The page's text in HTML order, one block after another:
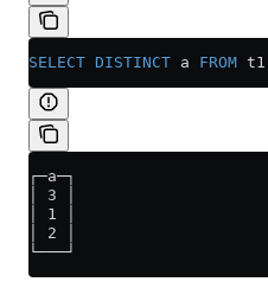
SELECT DISTINCT a FROM t1
┌─a─┐
│ 3 │
│ 1 │
│ 2 │
└───┘